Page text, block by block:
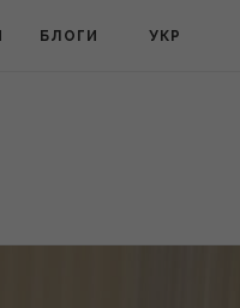
БЛОГИ УКР